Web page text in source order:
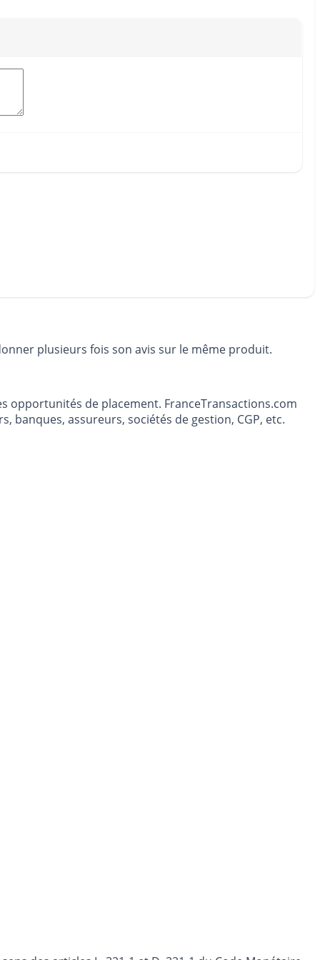
plusieurs fois son avis sur le même produit.
opportunités de placement. FranceTransactions.com
banques, assureurs, sociétés de gestion, CGP, etc.